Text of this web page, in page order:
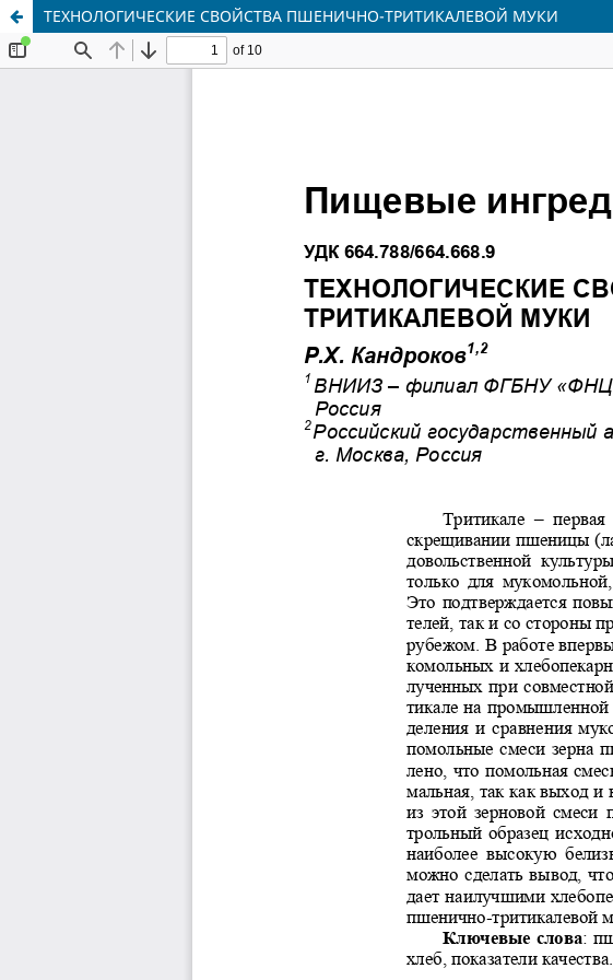
ТЕХНОЛОГИЧЕСКИЕ СВОЙСТВА ПШЕНИЧНО-ТРИТИКАЛЕВОЙ МУКИ